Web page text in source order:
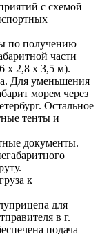
с схемой
по получению
части
х 2,8 х 3,5 м).
Для уменьшения
морем через
Остальное
тенты и
документы.
к
для
в г.
подача